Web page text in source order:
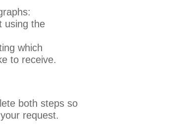
using the
which
to receive.
both steps so
request.